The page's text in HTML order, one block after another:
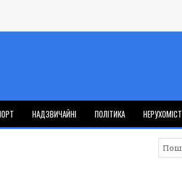
НАДЗВИЧАЙНІ ПОЛІТИКА